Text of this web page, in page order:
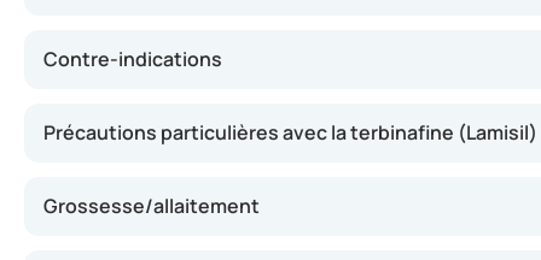
Contre-indications
Précautions particulières avec la terbinafine (Lamisil)
Grossesse/allaitement